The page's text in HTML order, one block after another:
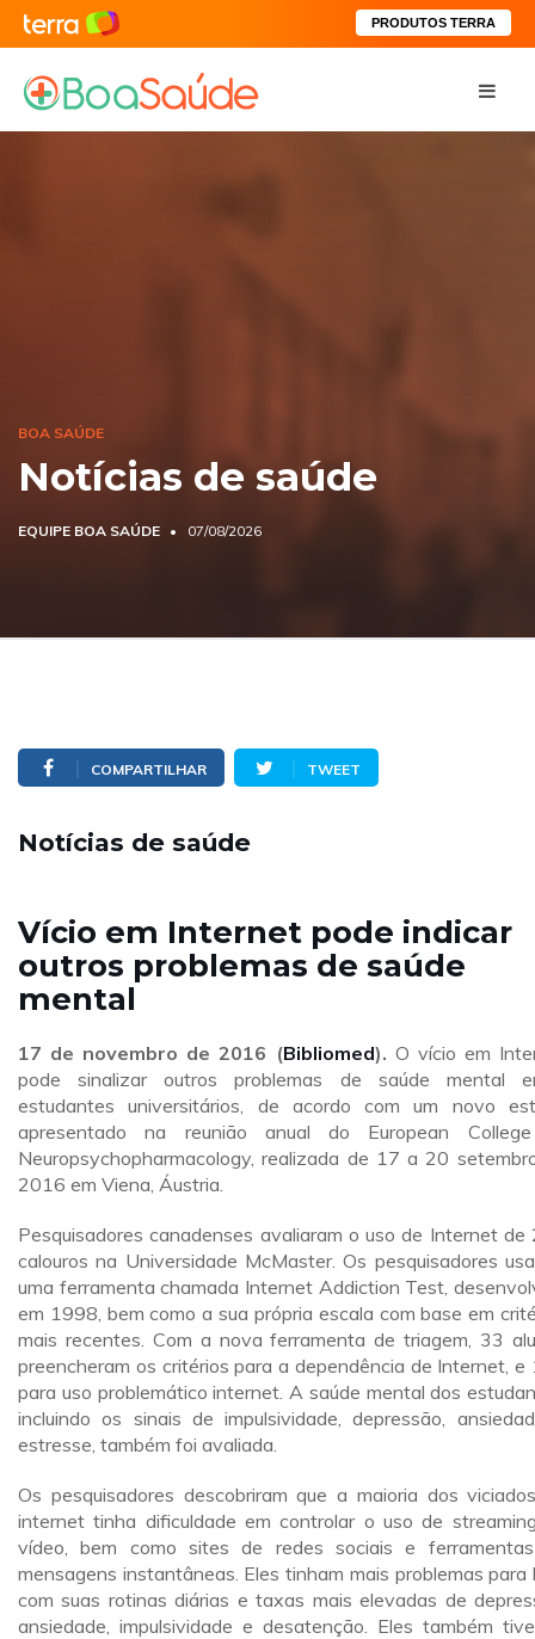
PRODUTOS TERRA
BOA SAÚDE
Notícias de saúde
EQUIPE BOA SAÚDE 07/08/2026
COMPARTILHAR TWEET
Notícias de saúde
Vício em Internet pode indicar
outros problemas de saúde
mental
17 de novembro de 2016 (Bibliomed). O vício em
pode sinalizar outros problemas de saúde mental
estudantes universitários, de acordo com um novo
apresentado na reunião anual do European
Neuropsychopharmacology, realizada de 17 a 20
2016 em Viena, Áustria.
Pesquisadores canadenses avaliaram o uso de Internet de
calouros na Universidade McMaster. Os pesquisadores
uma ferramenta chamada Internet Addiction Test,
em 1998, bem como a sua própria escala com base em
mais recentes. Com a nova ferramenta de triagem, 33
preencheram os critérios para a dependência de Internet, e
para uso problemático internet. A saúde mental dos
incluindo os sinais de impulsividade, depressão,
estresse, também foi avaliada.
Os pesquisadores descobriram que a maioria dos
internet tinha dificuldade em controlar o uso de
vídeo, bem como sites de redes sociais e
mensagens instantâneas. Eles tinham mais problemas para
com suas rotinas diárias e taxas mais elevadas de
ansiedade, impulsividade e desatenção. Eles também